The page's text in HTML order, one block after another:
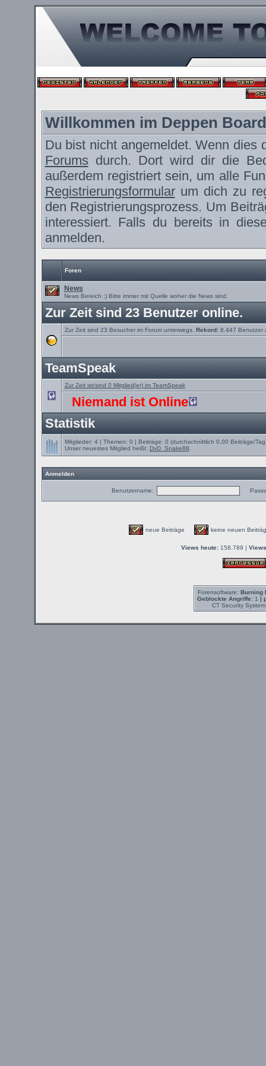
Willkommen im Deppen Board
Du bist nicht angemeldet. Wenn
Forums durch. Dort wird dir die
außerdem registriert sein, um alle
Registrierungsformularum dich zu
den Registrierungsprozess. Um
interessiert. Falls du bereits in
anmelden.
Foren
News
News Bereich ;) Bitte immer mit Quelle woher die News sind.
Zur Zeit sind 23 Benutzer online.
Zur Zeit sind 23 Besucher im Forum unterwegs. Rekord:8.447 Benutzer
TeamSpeak
Zur Zeit ist/sind 0 Mitglied(er) im TeamSpeak
Niemand ist Online
Statistik
Mitglieder: 4 | Themen: 0 | Beiträge: 0 (durchschnittlich 0,00 Beiträge/
Unser neuestes Mitglied heißt: DvD_Snake88
Anmelden
Benutzername:
neue Beiträge keine neuen
Views heute:158.789 |
Forensoftware: Burning
Geblockte Angriffe:1 |
CT Security